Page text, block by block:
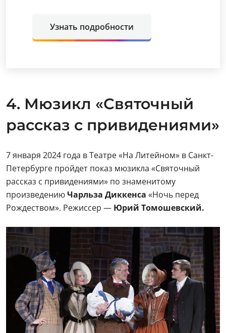
Узнать подробности
4. Мюзикл «Святочный
рассказ с привидениями»
7 января 2024 года в Театре «На Литейном» в Санкт-
Петербурге пройдет показ мюзикла «Святочный
рассказ с привидениями» по знаменитому
произведениюЧарльза Диккенса «Ночь перед
Рождеством». Режиссер — Юрий Томошевский.